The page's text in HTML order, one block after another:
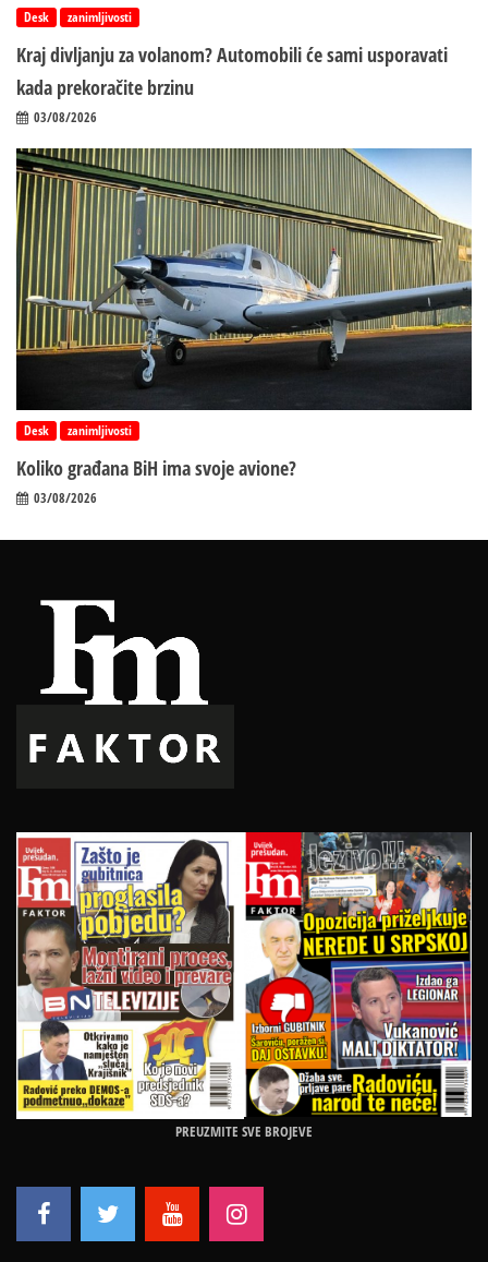
Desk zanimljivosti
Kraj divljanju za volanom? Automobili će sami usporavati
kada prekoračite brzinu
03/08/2026
Desk zanimljivosti
Koliko građana BiH ima svoje avione?
03/08/2026
PREUZMITE SVE BROJEVE